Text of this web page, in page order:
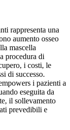
rappresenta una
aumento osseo
mascella
procedura di
i costi, le
di successo.
i pazienti a
eseguita da
il sollevamento
prevedibili e